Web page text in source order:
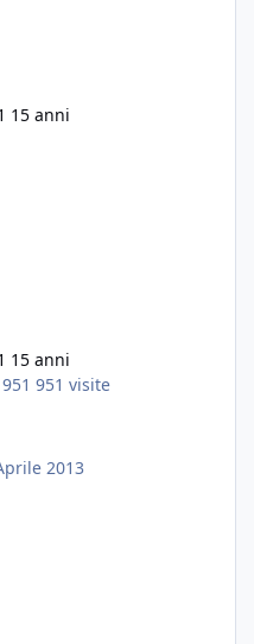
15 anni
15 anni
951 visite
2013